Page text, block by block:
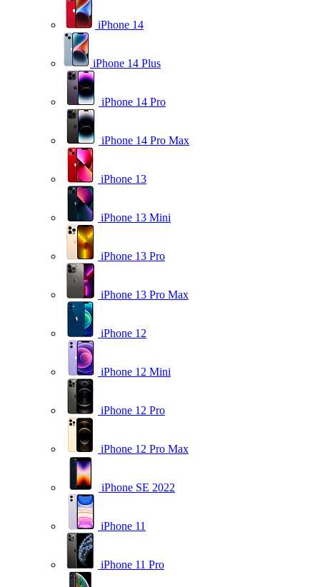
iPhone 14
iPhone 14 Plus
iPhone 14 Pro
iPhone 14 Pro Max
iPhone 13
iPhone 13 Mini
iPhone 13 Pro
iPhone 13 Pro Max
iPhone 12
iPhone 12 Mini
iPhone 12 Pro
iPhone 12 Pro Max
iPhone SE 2022
iPhone 11
iPhone 11 Pro